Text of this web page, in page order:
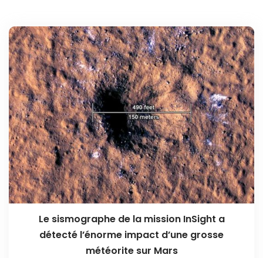
Le sismographe de la mission InSight a
détecté l’énorme impact d’une grosse
météorite sur Mars